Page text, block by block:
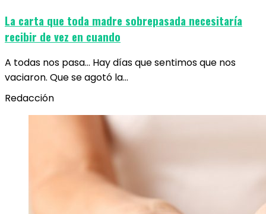
La carta que toda madre sobrepasada necesitaría
recibir de vez en cuando
A todas nos pasa… Hay días que sentimos que nos
vaciaron. Que se agotó la…
Redacción